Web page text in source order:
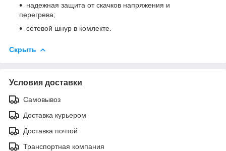
надежная защита от скачков напряжения и
перегрева;
сетевой шнур в комлекте.
Скрыть
Условия доставки
Самовывоз
Доставка курьером
Доставка почтой
Транспортная компания